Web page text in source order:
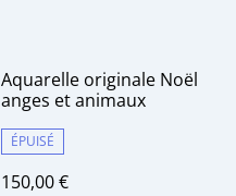
Aquarelle originale Noël
anges et animaux
ÉPUISÉ
150,00 €